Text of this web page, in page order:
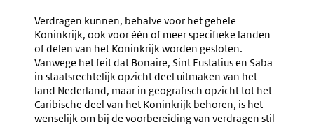
Verdragen kunnen, behalve voor het gehele
Koninkrijk, ook voor één of meer specifieke landen
of delen van het Koninkrijk worden gesloten.
Vanwege het feit dat Bonaire, Sint Eustatius en Saba
in staatsrechtelijk opzicht deel uitmaken van het
land Nederland, maar in geografisch opzicht tot het
Caribische deel van het Koninkrijk behoren, is het
wenselijk om bij de voorbereiding van verdragen stil